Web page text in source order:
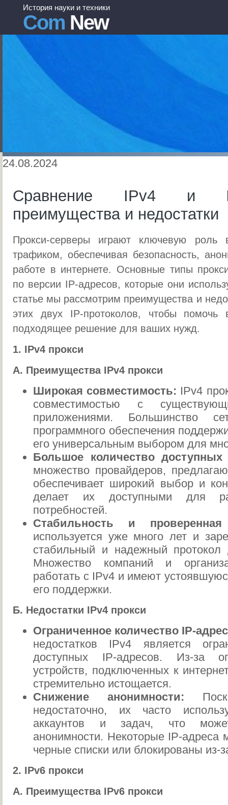
История науки и техники
Com New
24.08.2024
Сравнение IPv4 и
преимущества и недостатки
Прокси-серверы играют ключевую роль
трафиком, обеспечивая безопасность,
работе в интернете. Основные типы
по версии IP-адресов, которые они
статье мы рассмотрим преимущества и
этих двух IP-протоколов, чтобы помочь
подходящее решение для ваших нужд.
1. IPv4 прокси
А. Преимущества IPv4 прокси
Широкая совместимость: IPv4
совместимостью с
приложениями. Большинство
программного обеспечения
его универсальным выбором для
Большое количество доступных
множество провайдеров,
обеспечивает широкий выбор и
делает их доступными для
потребностей.
Стабильность и проверенная
используется уже много лет и
стабильный и надежный протокол
Множество компаний и
работать с IPv4 и имеют
его поддержки.
Б. Недостатки IPv4 прокси
Ограниченное количество IP-
недостатков IPv4 является
доступных IP-адресов. Из-за
устройств, подключенных к
стремительно истощается.
Снижение анонимности:
недостаточно, их часто
аккаунтов и задач, что
анонимности. Некоторые IP-адреса
черные списки или блокированы из-
2. IPv6 прокси
А. Преимущества IPv6 прокси